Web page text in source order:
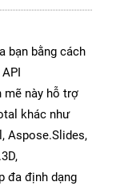
bạn bằng cách
mẽ này hỗ trợ
khác như
Aspose.Slides,
đa định dạng